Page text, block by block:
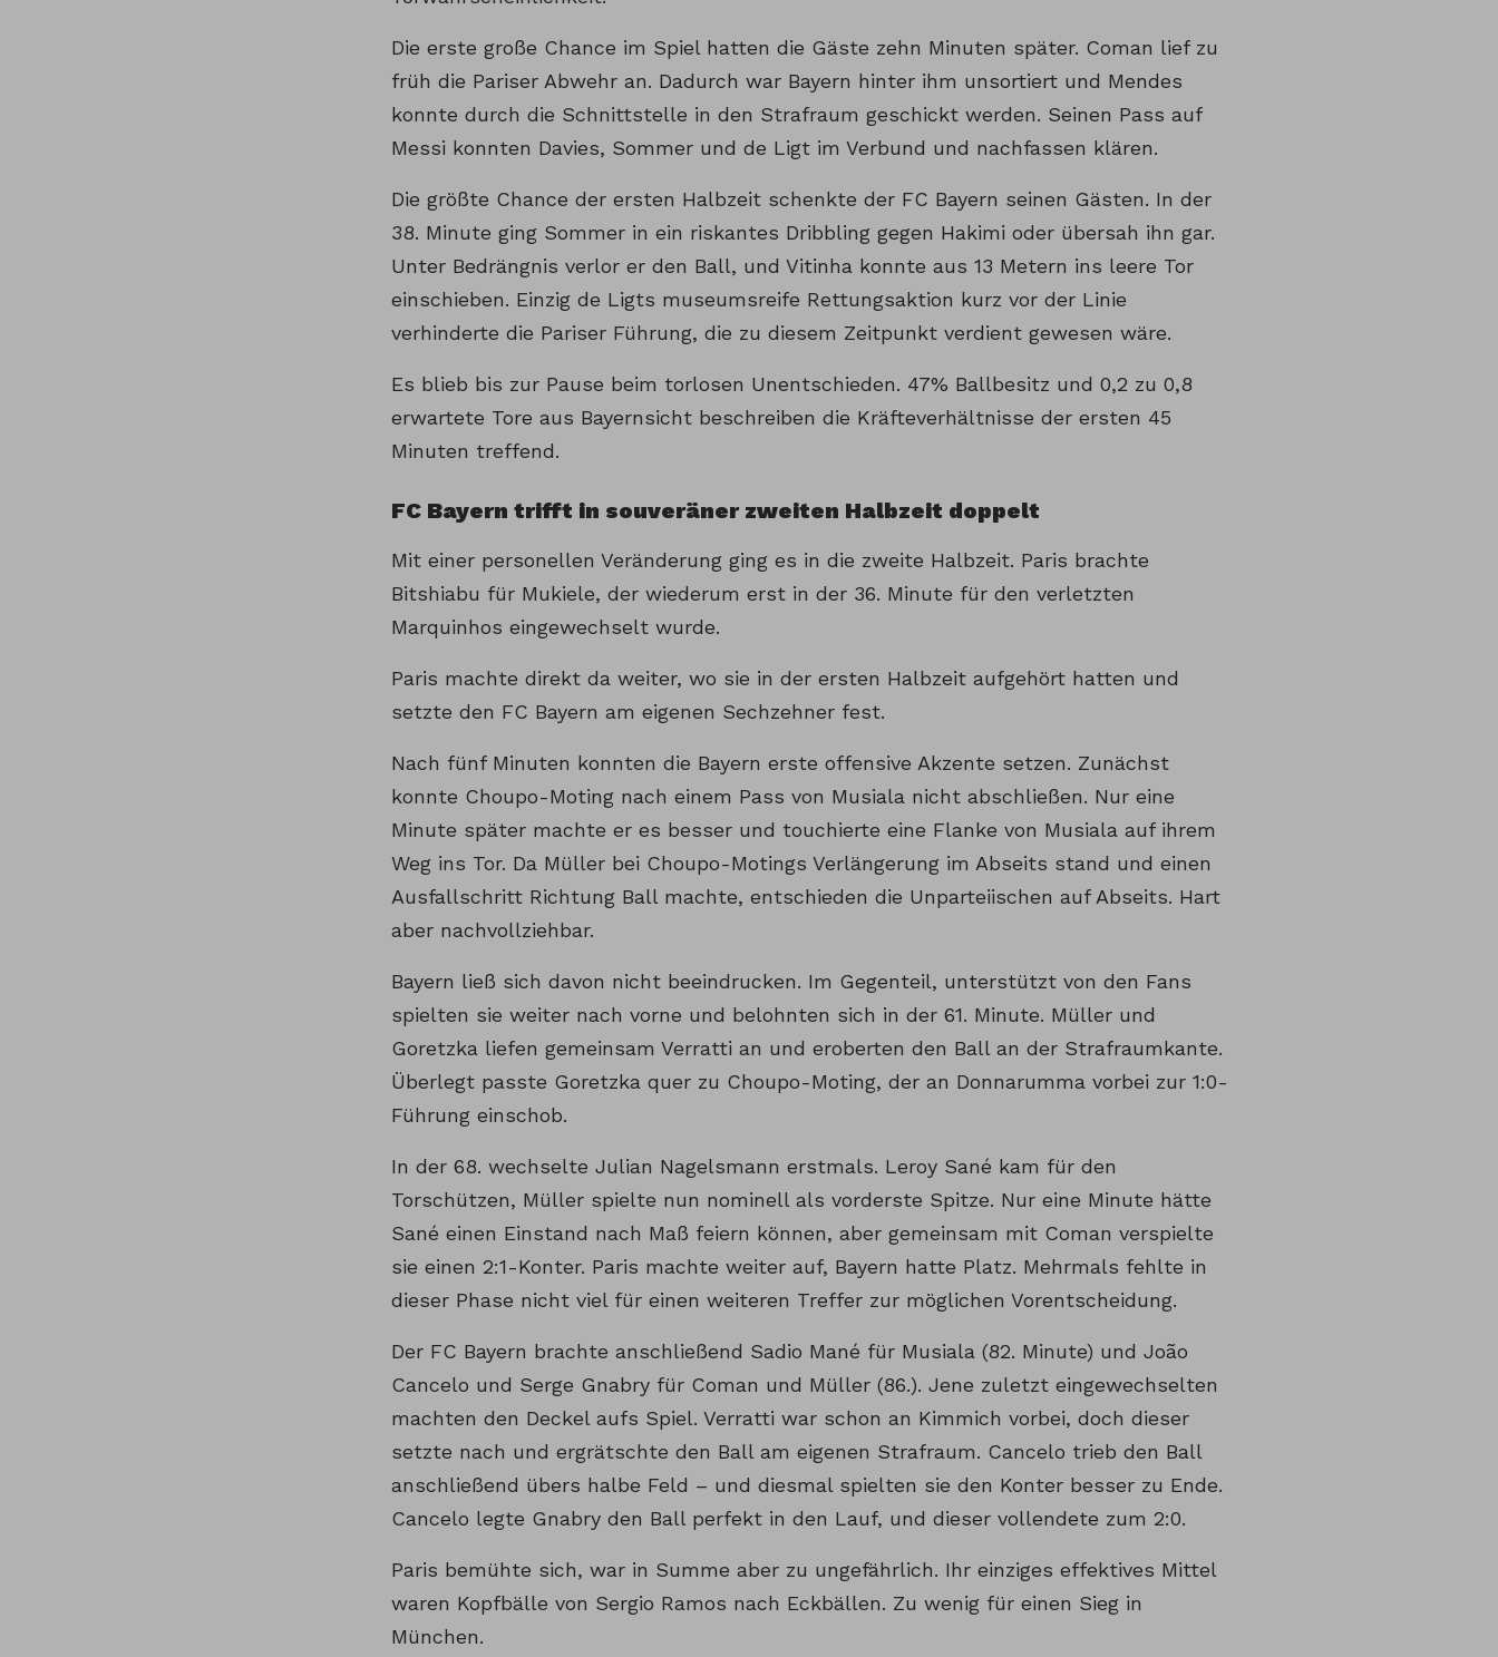
Die erste große Chance im Spiel hatten die Gäste zehn Minuten später. Coman lief zu
früh die Pariser Abwehr an. Dadurch war Bayern hinter ihm unsortiert und Mendes
konnte durch die Schnittstelle in den Strafraum geschickt werden. Seinen Pass auf
Messi konnten Davies, Sommer und de Ligt im Verbund und nachfassen klären.
Die größte Chance der ersten Halbzeit schenkte der FC Bayern seinen Gästen. In der
38. Minute ging Sommer in ein riskantes Dribbling gegen Hakimi oder übersah ihn gar.
Unter Bedrängnis verlor er den Ball, und Vitinha konnte aus 13 Metern ins leere Tor
einschieben. Einzig de Ligts museumsreife Rettungsaktion kurz vor der Linie
verhinderte die Pariser Führung, die zu diesem Zeitpunkt verdient gewesen wäre.
Es blieb bis zur Pause beim torlosen Unentschieden. 47% Ballbesitz und 0,2 zu 0,8
erwartete Tore aus Bayernsicht beschreiben die Kräfteverhältnisse der ersten 45
Minuten treffend.
FC Bayern trifft in souveräner zweiten Halbzeit doppelt
Mit einer personellen Veränderung ging es in die zweite Halbzeit. Paris brachte
Bitshiabu für Mukiele, der wiederum erst in der 36. Minute für den verletzten
Marquinhos eingewechselt wurde.
Paris machte direkt da weiter, wo sie in der ersten Halbzeit aufgehört hatten und
setzte den FC Bayern am eigenen Sechzehner fest.
Nach fünf Minuten konnten die Bayern erste offensive Akzente setzen. Zunächst
konnte Choupo-Moting nach einem Pass von Musiala nicht abschließen. Nur eine
Minute später machte er es besser und touchierte eine Flanke von Musiala auf ihrem
Weg ins Tor. Da Müller bei Choupo-Motings Verlängerung im Abseits stand und einen
Ausfallschritt Richtung Ball machte, entschieden die Unparteiischen auf Abseits. Hart
aber nachvollziehbar.
Bayern ließ sich davon nicht beeindrucken. Im Gegenteil, unterstützt von den Fans
spielten sie weiter nach vorne und belohnten sich in der 61. Minute. Müller und
Goretzka liefen gemeinsam Verratti an und eroberten den Ball an der Strafraumkante.
Überlegt passte Goretzka quer zu Choupo-Moting, der an Donnarumma vorbei zur 1:0-
Führung einschob.
In der 68. wechselte Julian Nagelsmann erstmals. Leroy Sané kam für den
Torschützen, Müller spielte nun nominell als vorderste Spitze. Nur eine Minute hätte
Sané einen Einstand nach Maß feiern können, aber gemeinsam mit Coman verspielte
sie einen 2:1-Konter. Paris machte weiter auf, Bayern hatte Platz. Mehrmals fehlte in
dieser Phase nicht viel für einen weiteren Treffer zur möglichen Vorentscheidung.
Der FC Bayern brachte anschließend Sadio Mané für Musiala (82. Minute) und João
Cancelo und Serge Gnabry für Coman und Müller (86.). Jene zuletzt eingewechselten
machten den Deckel aufs Spiel. Verratti war schon an Kimmich vorbei, doch dieser
setzte nach und ergrätschte den Ball am eigenen Strafraum. Cancelo trieb den Ball
anschließend übers halbe Feld – und diesmal spielten sie den Konter besser zu Ende.
Cancelo legte Gnabry den Ball perfekt in den Lauf, und dieser vollendete zum 2:0.
Paris bemühte sich, war in Summe aber zu ungefährlich. Ihr einziges effektives Mittel
waren Kopfbälle von Sergio Ramos nach Eckbällen. Zu wenig für einen Sieg in
München.